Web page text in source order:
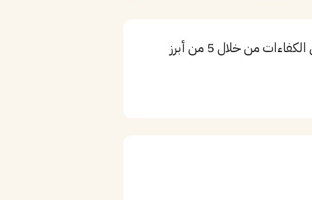
مهندس مدني هو أحد التخصصات الأساسية للمشاريع الهندسية في الأحساء. تستقطب المدينة أفضل الكفاءات من خلال 5 من أبرز